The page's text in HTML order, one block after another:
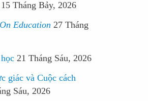
15 Tháng Bảy, 2026
Education 27 Tháng
21 Tháng Sáu, 2026
giác và Cuộc cách
Sáu, 2026